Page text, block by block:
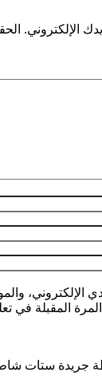
الإلكتروني.
الإلكتروني،
المقبلة في
ستات شاطرة